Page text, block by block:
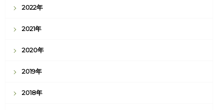
2022年
2021年
2020年
2019年
2018年